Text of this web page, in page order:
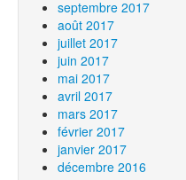
septembre 2017
août 2017
juillet 2017
juin 2017
mai 2017
avril 2017
mars 2017
février 2017
janvier 2017
décembre 2016